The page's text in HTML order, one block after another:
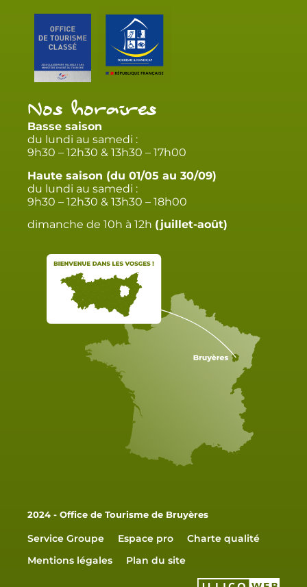
Nos horaires
Basse saison
du lundi au samedi :
9h30 – 12h30 & 13h30 – 17h00
Haute saison (du 01/05 au 30/09)
du lundi au samedi :
9h30 – 12h30 & 13h30 – 18h00
dimanche de 10h à 12h (juillet-août)
2024 - Office de Tourisme de Bruyères
Service Groupe Espace pro
Charte qualité
Mentions légales
Plan du site